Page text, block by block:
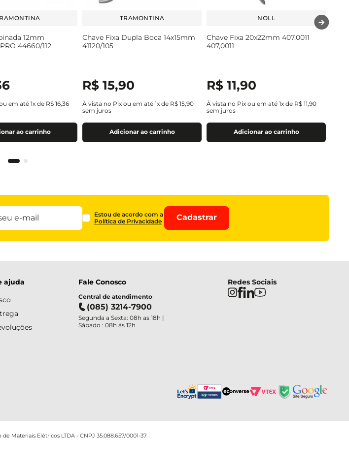
12mm
44660/112
em até1x de R$ 16,36
ao carrinho
TRAMONTINA
Chave Fixa Dupla Boca 14x15mm
41120/105
R$ 15,90
À vista no Pix ou em até 1x de R$ 15,90
sem juros
Adicionar ao carrinho
NOLL
Chave Fixa 20x22mm 407.0011
407,0011
R$ 11,90
À vista no Pix ou em até 1x de R$ 11,90
sem juros
Adicionar ao carrinho
Estou de acordo com a
Política de Privacidade
Cadastrar
ajuda
Fale Conosco
Central de atendimento
(085) 3214-7900
Segunda a Sexta: 08h as 18h |
Sábado : 08h ás 12h
Redes Sociais
Materiais Elétricos LTDA - CNPJ 35.088.657/0001-37